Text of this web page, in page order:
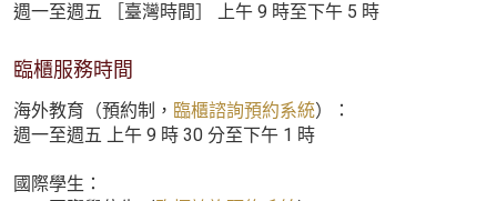
週一至週五 ［臺灣時間］ 上午 9 時至下午 5 時
臨櫃服務時間
海外教育（預約制， 臨櫃諮詢預約系統）：
週一至週五 上午 9 時 30 分至下午 1 時
國際學生：